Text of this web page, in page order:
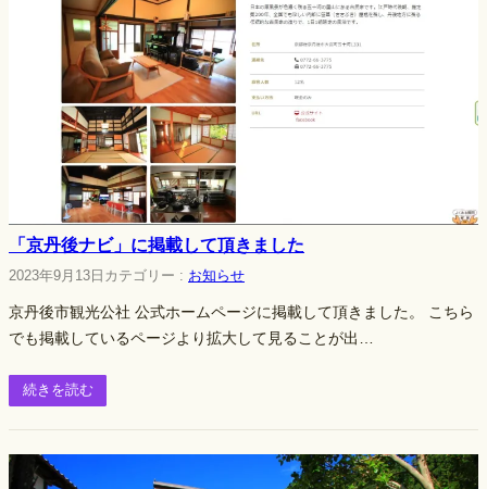
「京丹後ナビ」に掲載して頂きました
2023年9月13日 カテゴリー : お知らせ
京丹後市観光公社 公式ホームページに掲載して頂きました。 こちら
でも掲載しているページより拡大して見ることが出…
続きを読む